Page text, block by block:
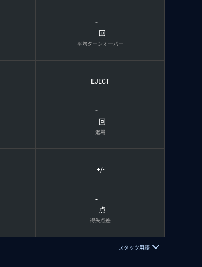
-
回
平均ターンオーバー
EJECT
-
回
退場
+/-
-
点
得失点差
スタッツ用語